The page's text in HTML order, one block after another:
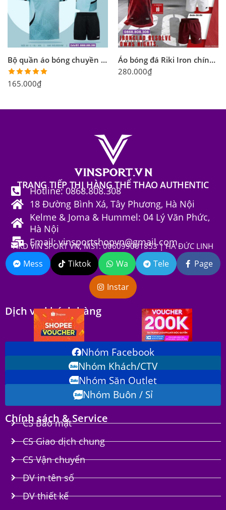
Bộ quần áo bóng chuyền Riki Volleyball Vol2 nam nữ nhiều màu
Được xếp
hạng5.00
165.000₫
Áo bóng đá Riki Iron chính hãng nhiều màu
280.000₫
TRANG TIẾP THỊ HÀNG THỂ THAO AUTHENTIC
Hotline: 0868.808.308
18 Đường Bình Xá, Tây Phương, Hà Nội
Kelme & Joma & Hummel: 04 Lý Văn Phức,
Hà Nội
Email: vinsportshopvn@gmail.com
HKD VIN SPORT VN, MST: 006099001853 | HÀ ĐỨC LINH
Mess Tiktok Wa Tele Page
Instar
Dịch vụ khách hàng
Nhóm Facebook
Nhóm Khách/CTV
Nhóm Săn Outlet
Nhóm Buôn / Sỉ
Chính sách & Service
CS Bảo mật
CS Giao dịch chung
CS Vận chuyển
DV in tên số
DV thiết kế